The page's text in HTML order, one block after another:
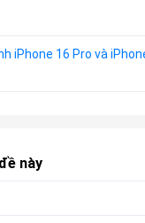
iPhone 16 Pro và
này